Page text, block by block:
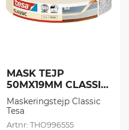
MASK TEJP
50MX19MM CLASSIC
(1 st/frp)
Maskeringstejp Classic
Tesa
THO996555